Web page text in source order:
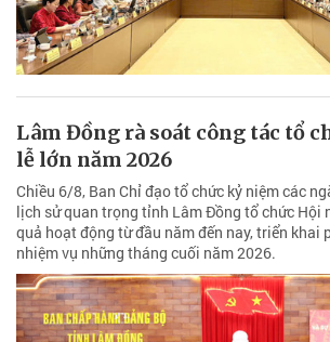
Lâm Đồng rà soát công tác tổ
lễ lớn năm 2026
Chiều 6/8, Ban Chỉ đạo tổ chức kỷ niệm các
lịch sử quan trọng tỉnh Lâm Đồng tổ chức Hội
quả hoạt động từ đầu năm đến nay, triển khai
nhiệm vụ những tháng cuối năm 2026.